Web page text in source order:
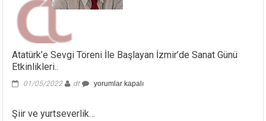
Atatürk’e Sevgi Töreni İle Başlayan İzmir’de Sanat Günü
Etkinlikleri..
01/05/2022 dt
Atatürk’e
İle
yorumlar kapalı
Şiir ve yurtseverlik…